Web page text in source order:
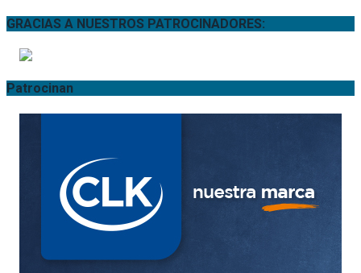
GRACIAS A NUESTROS PATROCINADORES:
Patrocinan